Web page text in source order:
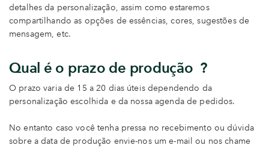
detalhes da personalização, assim como estaremos
compartilhando as opções de essências, cores, sugestões de
mensagem, etc.
Qual é o prazo de produção ?
O prazo varia de 15 a 20 dias úteis dependendo da
personalização escolhida e da nossa agenda de pedidos.
No entanto caso você tenha pressa no recebimento ou dúvida
sobre a data de produção envie-nos um e-mail ou nos chame